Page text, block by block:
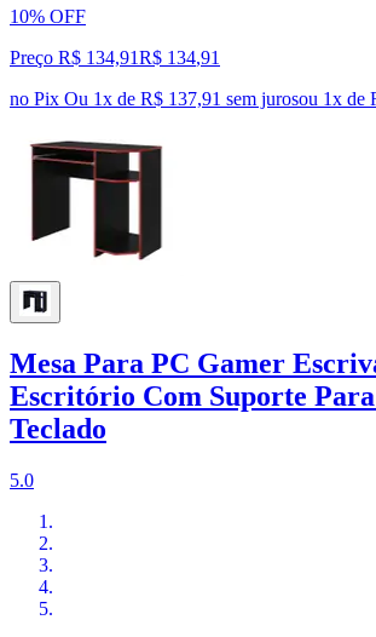
10% OFF
Preço R$ 134,91R$ 134,91
no Pix Ou 1x de R$ 137,91 sem jurosou 1x de
Mesa Para PC Gamer
Escritório Com Suporte
Teclado
5.0